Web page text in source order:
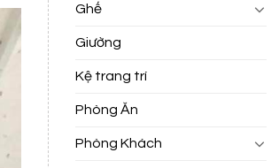
Ghế
Giường
Kệ trang trí
Phòng Ăn
Phòng Khách